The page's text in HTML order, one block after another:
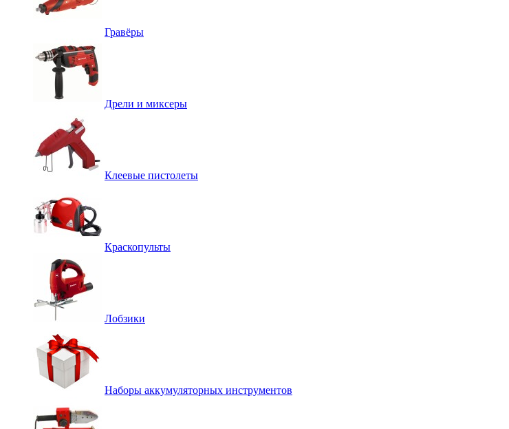
Гравёры
Дрели и миксеры
Клеевые пистолеты
Краскопульты
Лобзики
Наборы аккумуляторных инструментов